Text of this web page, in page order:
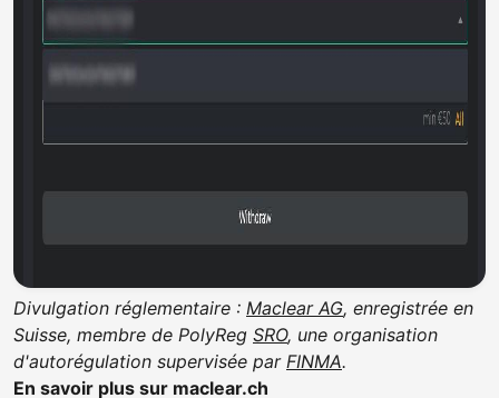
Divulgation réglementaire : Maclear AG, enregistrée en
Suisse, membre de PolyReg SRO, une organisation
d'autorégulation supervisée par FINMA.
En savoir plus sur maclear.ch